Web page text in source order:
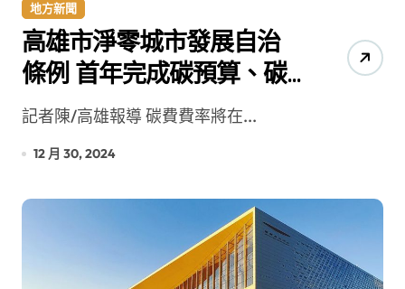
地方新聞
高雄市淨零城市發展自治
條例 首年完成碳預算、碳
平台等指標政策
記者陳/高雄報導 碳費費率將在...
12 月 30, 2024